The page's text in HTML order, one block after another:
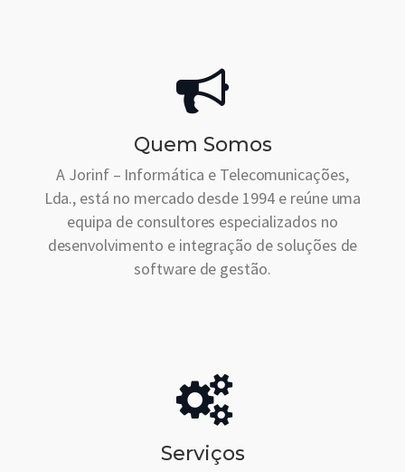
Quem Somos
A Jorinf – Informática e Telecomunicações,
Lda., está no mercado desde 1994 e reúne uma
equipa de consultores especializados no
desenvolvimento e integração de soluções de
software de gestão.
Serviços